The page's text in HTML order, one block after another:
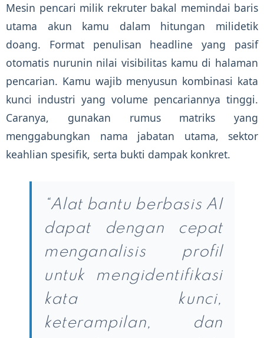
Mesin pencari milik rekruter bakal memindai baris
utama akun kamu dalam hitungan milidetik
doang. Format penulisan headline yang pasif
otomatis nurunin nilai visibilitas kamu di halaman
pencarian. Kamu wajib menyusun kombinasi kata
kunci industri yang volume pencariannya tinggi.
Caranya, gunakan rumus matriks yang
menggabungkan nama jabatan utama, sektor
keahlian spesifik, serta bukti dampak konkret.
“Alat bantu berbasis AI
dapat dengan cepat
menganalisis profil
untuk mengidentifikasi
kata kunci,
keterampilan, dan